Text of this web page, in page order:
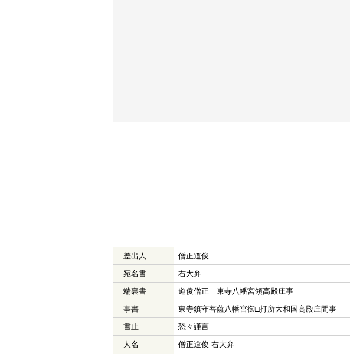
差出人
僧正道俊
宛名書
右大弁
端裏書
道俊僧正 東寺八幡宮領高殿庄事
事書
東寺鎮守菩薩八幡宮御□打所大和国高殿庄間事
書止
恐々謹言
人名
僧正道俊 右大弁